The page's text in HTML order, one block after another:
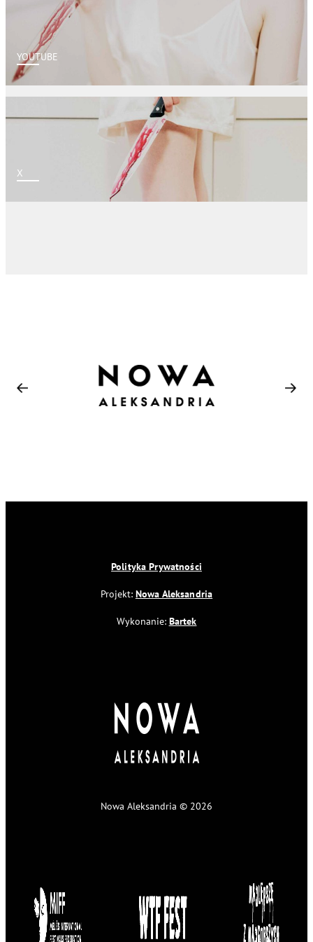
YOUTUBE
X
Polityka Prywatności
Projekt: Nowa Aleksandria
Wykonanie: Bartek
Nowa Aleksandria © 2026